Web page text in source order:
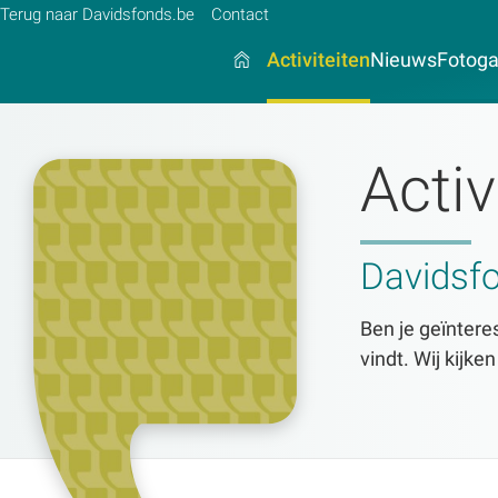
Terug naar Davidsfonds.be Contact
ActiviteitenNieuws
Ben je
vindt. Wij
Zoek:
Zoeken